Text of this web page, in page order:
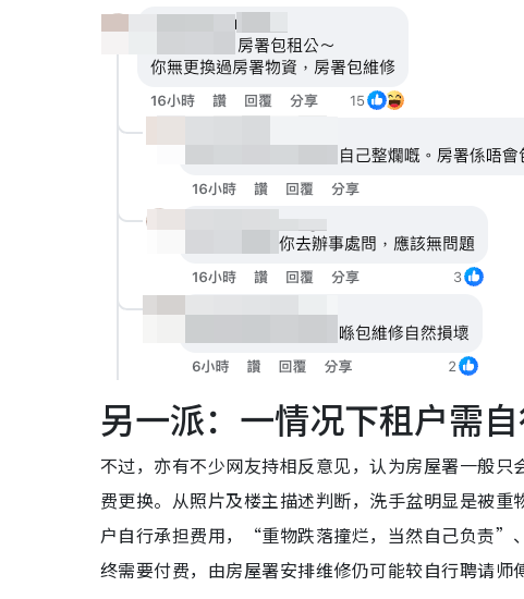
另一派：一情况下租户需
不过，亦有不少网友持相反意见，认为房屋署一般
费更换。从照片及楼主描述判断，洗手盆明显是被
户自行承担费用，“重物跌落撞烂，当然自己负责
终需要付费，由房屋署安排维修仍可能较自行聘请师